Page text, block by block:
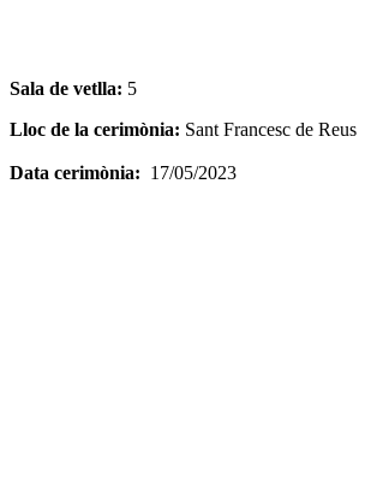
Sala de vetlla: 5
Lloc de la cerimònia: Sant Francesc de Reus
Data cerimònia: 17/05/2023